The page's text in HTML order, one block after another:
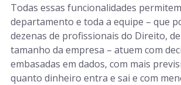
Todas essas funcionalidades
departamento e toda a equipe – que
dezenas de profissionais do Direito,
tamanho da empresa – atuem com
embasadas em dados, com mais
quanto dinheiro entra e sai e com